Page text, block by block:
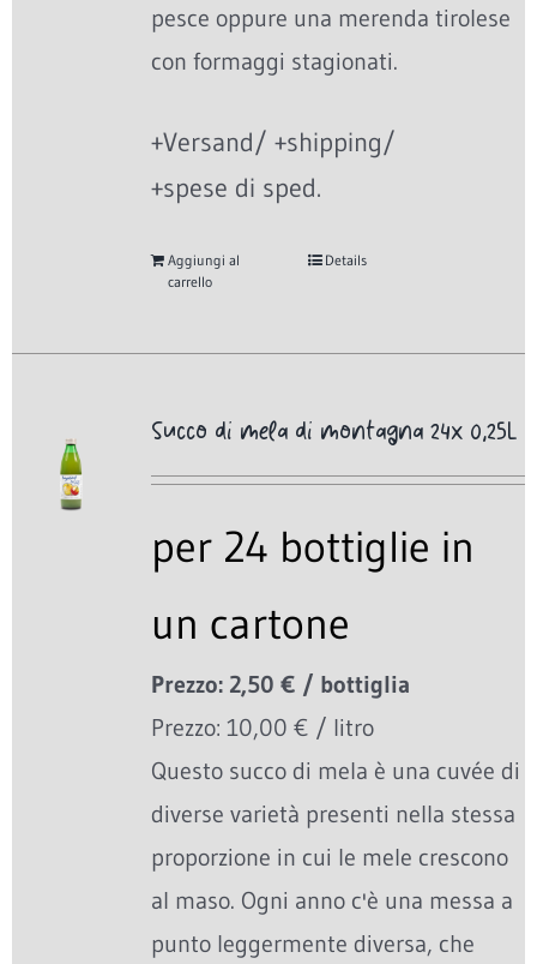
pesce oppure una merenda tirolese
con formaggi stagionati.
+Versand/ +shipping/
+spese di sped.
Aggiungi al
carrello
Details
Succo di mela di montagna 24x 0,25L
per 24 bottiglie in
un cartone
Prezzo: 2,50 € / bottiglia
Prezzo: 10,00 € / litro
Questo succo di mela è una cuvée di
diverse varietà presenti nella stessa
proporzione in cui le mele crescono
al maso. Ogni anno c'è una messa a
punto leggermente diversa, che